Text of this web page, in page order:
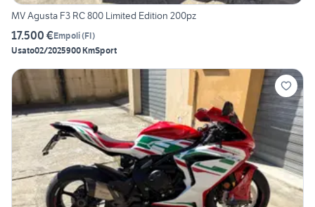
MV Agusta F3 RC 800 Limited Edition 200pz
17.500 €Empoli(FI)
Usato02/2025900 KmSport